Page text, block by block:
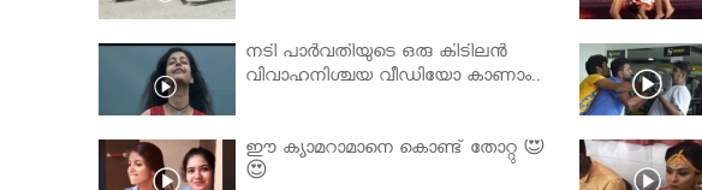
നടി പാർവതിയുടെ ഒരു കിടിലൻ
വിവാഹനിശ്ചയ വീഡിയോ കാണാം..
ഈ ക്യാമറാമാനെ കൊണ്ട് തോറ്റു 😍
😍